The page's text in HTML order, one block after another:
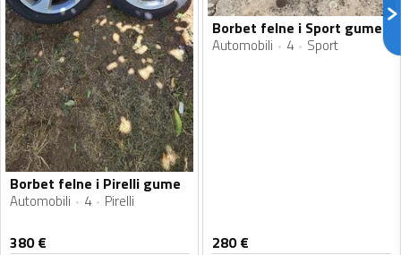
Borbet felne i Pirelli gume
Automobili 4 Pirelli
380€
Borbet felne i Sport gume
Automobili 4 Sport
280€